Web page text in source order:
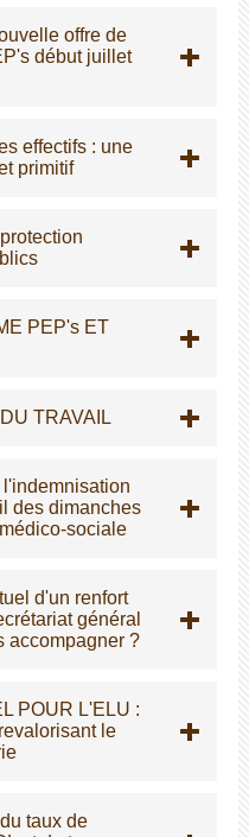
offre de
début juillet
effectifs : une
primitif
PEP's ET
TRAVAIL
des dimanches
sociale
d'un renfort
général
accompagner ?
POUR L'ELU :
le
taux de